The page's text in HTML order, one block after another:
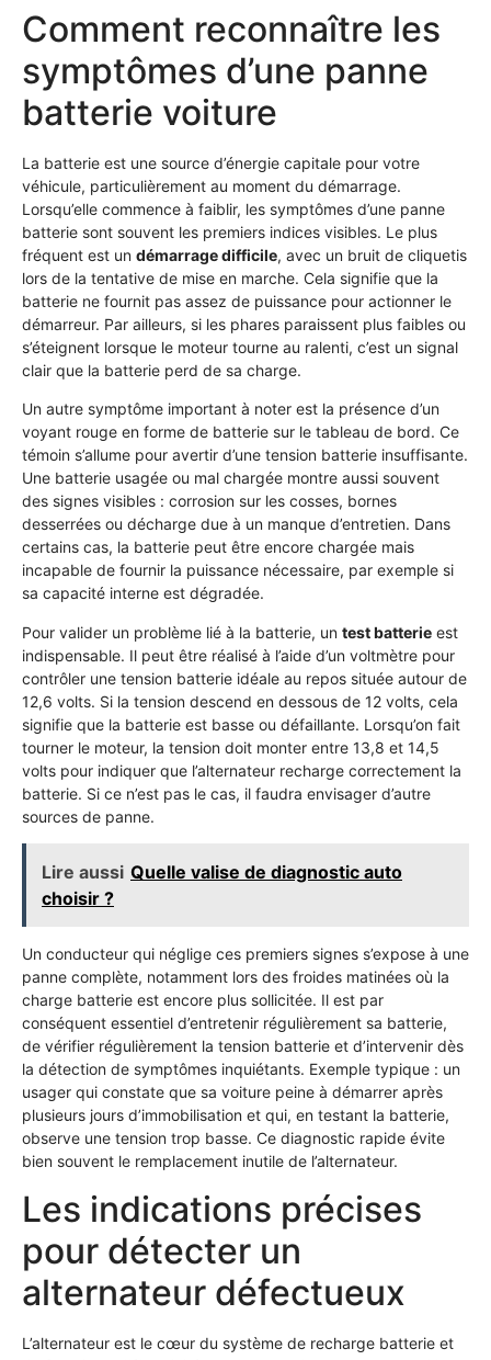
Comment reconnaître les
symptômes d’une panne
batterie voiture
La batterie est une source d’énergie capitale pour votre
véhicule, particulièrement au moment du démarrage.
Lorsqu’elle commence à faiblir, les symptômes d’une panne
batterie sont souvent les premiers indices visibles. Le plus
fréquent est un démarrage difficile, avec un bruit de cliquetis
lors de la tentative de mise en marche. Cela signifie que la
batterie ne fournit pas assez de puissance pour actionner le
démarreur. Par ailleurs, si les phares paraissent plus faibles ou
s’éteignent lorsque le moteur tourne au ralenti, c’est un signal
clair que la batterie perd de sa charge.
Un autre symptôme important à noter est la présence d’un
voyant rouge en forme de batterie sur le tableau de bord. Ce
témoin s’allume pour avertir d’une tension batterie insuffisante.
Une batterie usagée ou mal chargée montre aussi souvent
des signes visibles : corrosion sur les cosses, bornes
desserrées ou décharge due à un manque d’entretien. Dans
certains cas, la batterie peut être encore chargée mais
incapable de fournir la puissance nécessaire, par exemple si
sa capacité interne est dégradée.
Pour valider un problème lié à la batterie, un test batterie est
indispensable. Il peut être réalisé à l’aide d’un voltmètre pour
contrôler une tension batterie idéale au repos située autour de
12,6 volts. Si la tension descend en dessous de 12 volts, cela
signifie que la batterie est basse ou défaillante. Lorsqu’on fait
tourner le moteur, la tension doit monter entre 13,8 et 14,5
volts pour indiquer que l’alternateur recharge correctement la
batterie. Si ce n’est pas le cas, il faudra envisager d’autre
sources de panne.
Lire aussi Quelle valise de diagnostic auto
choisir ?
Un conducteur qui néglige ces premiers signes s’expose à une
panne complète, notamment lors des froides matinées où la
charge batterie est encore plus sollicitée. Il est par
conséquent essentiel d’entretenir régulièrement sa batterie,
de vérifier régulièrement la tension batterie et d’intervenir dès
la détection de symptômes inquiétants. Exemple typique : un
usager qui constate que sa voiture peine à démarrer après
plusieurs jours d’immobilisation et qui, en testant la batterie,
observe une tension trop basse. Ce diagnostic rapide évite
bien souvent le remplacement inutile de l’alternateur.
Les indications précises
pour détecter un
alternateur défectueux
L’alternateur est le cœur du système de recharge batterie et